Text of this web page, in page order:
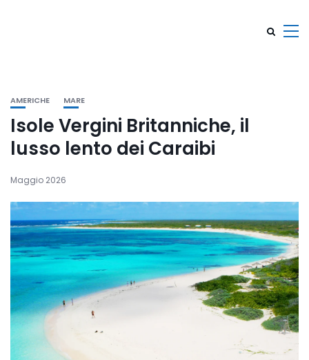
AMERICHE MARE
Isole Vergini Britanniche, il
lusso lento dei Caraibi
Maggio 2026